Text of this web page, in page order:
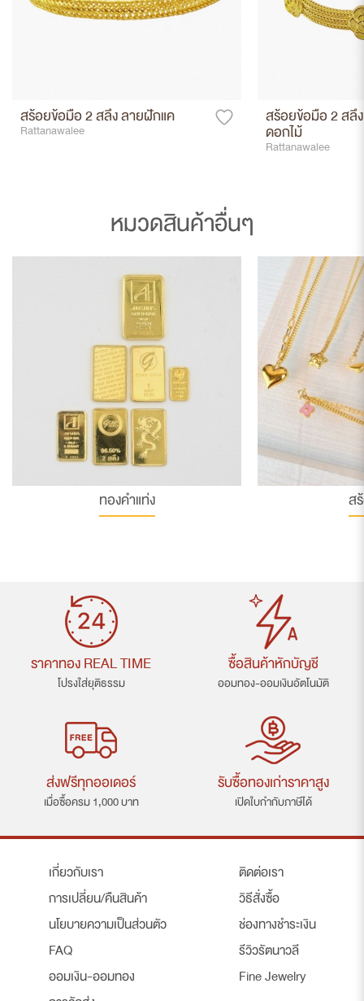
สร้อยข้อมือ 2 สลึง ลายฝักแค
Rattanawalee
สร้อยข้อมือ 2 สลึ
ดอกไม้
Rattanawalee
หมวดสินค้าอื่นๆ
ทองคำแท่ง ส
ราคาทอง REAL TIME
โปรงใส่ยุติธรรม
ซื้อสินค้าหักบัญชี
ออมทอง-ออมเงินอัตโนมัติ
ส่งฟรีทุกออเดอร์
เมื่อซื้อครม 1,000 บาท
รับซื้อทองเก่าราคาสูง
เปิดใบกำกับภาษีได้
เกี่ยวกับเรา
การเปลี่ยน/คืนสินค้า
นโยบายความเป็นส่วนตัว
FAQ
ออมเงิน-ออมทอง
ติดต่อเรา
วิธีสั่งซื้อ
ช่องทางชำระเงิน
รีวิวรัตนาวลี
Fine Jewelry